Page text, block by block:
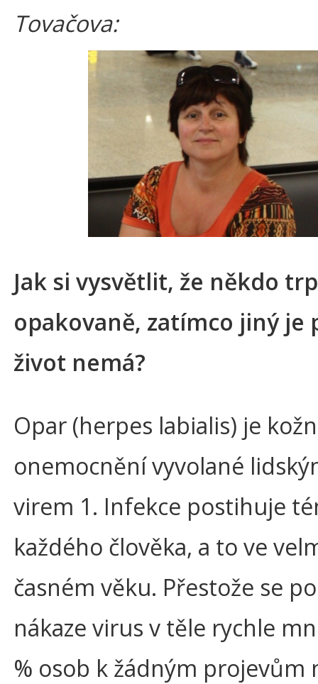
Tovačova:
Jak si vysvětlit, že někdo
opakovaně, zatímco jiný je
život nemá?
Opar (herpes labialis) je
onemocnění vyvolané
virem 1. Infekce postihuje
každého člověka, a to ve
časném věku. Přestože se
nákaze virus v těle rychle
% osob k žádným projevům